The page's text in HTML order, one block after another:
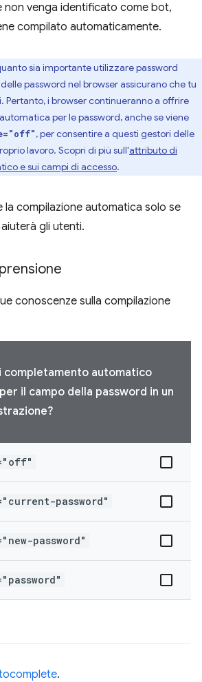
non venga identificato come bot,
compilato automaticamente.
sia importante utilizzare password
password nel browser assicurano che tu
Pertanto, i browser continueranno a offrire
per le password, anche se viene
, per consentire a questi gestori delle
lavoro. Scopri di più sull'attributo di
e sui campi di accesso.
la compilazione automatica solo se
gli utenti.
conoscenze sulla compilazione
completamento automatico
il campo della password in un
password"
password"
.